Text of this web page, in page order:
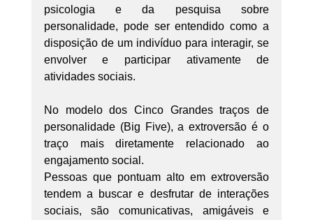
psicologia e da pesquisa sobre
personalidade, pode ser entendido como a
disposição de um indivíduo para interagir, se
envolver e participar ativamente de
atividades sociais.
No modelo dos Cinco Grandes traços de
personalidade (Big Five), a extroversão é o
traço mais diretamente relacionado ao
engajamento social.
Pessoas que pontuam alto em extroversão
tendem a buscar e desfrutar de interações
sociais, são comunicativas, amigáveis e